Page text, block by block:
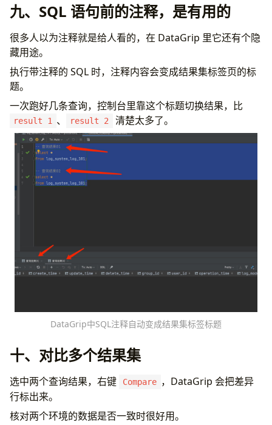
九、SQL 语句前的注释，是有用的
很多人以为注释就是给人看的，在 DataGrip 里它还有个隐
藏用途。
执行带注释的 SQL 时，注释内容会变成结果集标签页的标
题。
一次跑好几条查询，控制台里靠这个标题切换结果，比
result 1 、 result 2 清楚太多了。
DataGrip中SQL注释自动变成结果集标签标题
十、对比多个结果集
选中两个查询结果，右键 Compare ，DataGrip 会把差异
行标出来。
核对两个环境的数据是否一致时很好用。